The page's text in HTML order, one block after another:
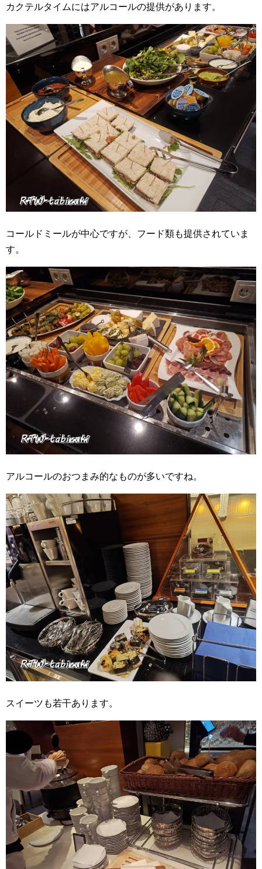
カクテルタイムにはアルコールの提供があります。
コールドミールが中心ですが、フード類も提供されていま
す。
アルコールのおつまみ的なものが多いですね。
スイーツも若干あります。